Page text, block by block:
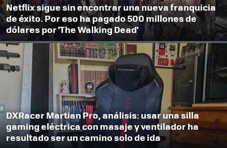
Netflix sigue sin encontrar una nueva franquicia
de éxito. Por eso ha pagado 500 millones de
dólares por 'The Walking Dead'
DXRacer Martian Pro, análisis: usar una silla
gaming eléctrica con masaje y ventilador ha
resultado ser un camino solo de ida